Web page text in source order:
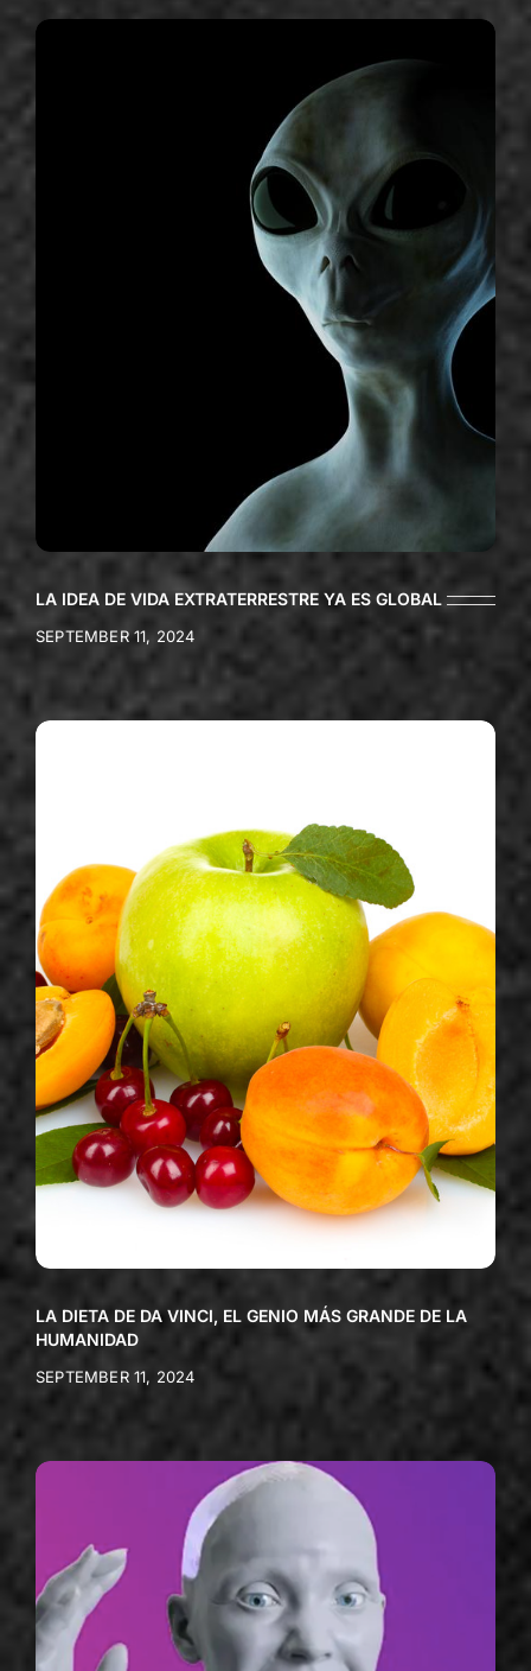
LA IDEA DE VIDA EXTRATERRESTRE YA ES GLOBAL
SEPTEMBER 11, 2024
LA DIETA DE DA VINCI, EL GENIO MÁS GRANDE DE LA
HUMANIDAD
SEPTEMBER 11, 2024